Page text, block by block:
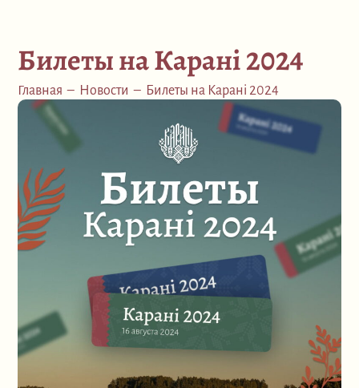
Билеты на Карані 2024
Главная – Новости – Билеты на Карані 2024